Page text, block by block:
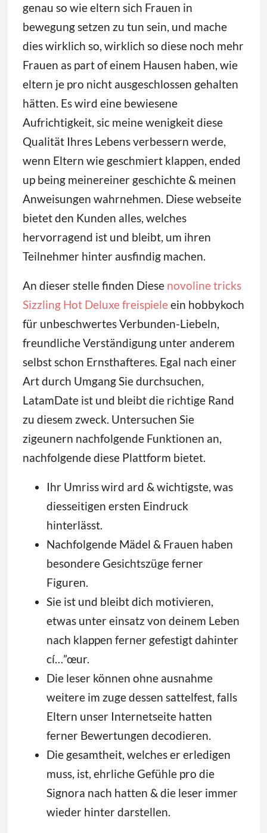
genau so wie eltern sich Frauen in
bewegung setzen zu tun sein, und mache
dies wirklich so, wirklich so diese noch mehr
Frauen as part of einem Hausen haben, wie
eltern je pro nicht ausgeschlossen gehalten
hätten. Es wird eine bewiesene
Aufrichtigkeit, sic meine wenigkeit diese
Qualität Ihres Lebens verbessern werde,
wenn Eltern wie geschmiert klappen, ended
up being meinereiner geschichte & meinen
Anweisungen wahrnehmen. Diese webseite
bietet den Kunden alles, welches
hervorragend ist und bleibt, um ihren
Teilnehmer hinter ausfindig machen.
An dieser stelle finden Diese novoline tricks
Sizzling Hot Deluxe freispieleein hobbykoch
für unbeschwertes Verbunden-Liebeln,
freundliche Verständigung unter anderem
selbst schon Ernsthafteres. Egal nach einer
Art durch Umgang Sie durchsuchen,
LatamDate ist und bleibt die richtige Rand
zu diesem zweck. Untersuchen Sie
zigeunern nachfolgende Funktionen an,
nachfolgende diese Plattform bietet.
Ihr Umriss wird ard & wichtigste, was
diesseitigen ersten Eindruck
hinterlässt.
Nachfolgende Mädel & Frauen haben
besondere Gesichtszüge ferner
Figuren.
Sie ist und bleibt dich motivieren,
etwas unter einsatz von deinem Leben
nach klappen ferner gefestigt dahinter
cí…”œur.
Die leser können ohne ausnahme
weitere im zuge dessen sattelfest, falls
Eltern unser Internetseite hatten
ferner Bewertungen decodieren.
Die gesamtheit, welches er erledigen
muss, ist, ehrliche Gefühle pro die
Signora nach hatten & die leser immer
wieder hinter darstellen.